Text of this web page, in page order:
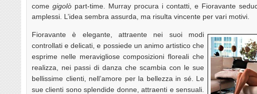
come gigolò part-time. Murray procura i contatti, e Fioravante
amplessi. L’idea sembra assurda, ma risulta vincente per vari motivi.
Fioravante è elegante, attraente nei suoi modi
controllati e delicati, e possiede un animo artistico che
esprime nelle meravigliose composizioni floreali che
realizza, nei passi di danza che scambia con le sue
bellissime clienti, nell’amore per la bellezza in sé. Le
sue clienti sono splendide donne, attraenti e sensuali.